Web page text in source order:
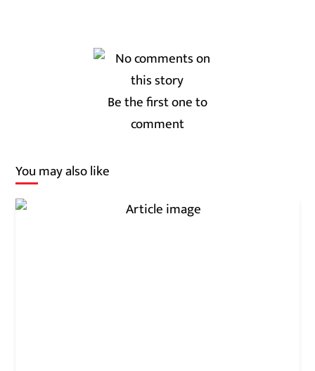
Be the first one to
comment
You may also like